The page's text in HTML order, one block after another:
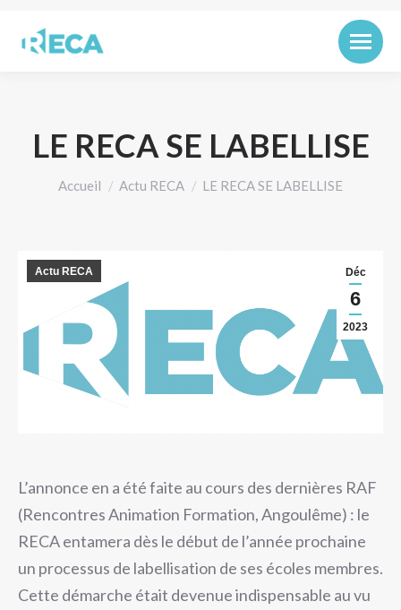
LE RECA SE LABELLISE
Vous êtes ici :
Accueil Actu RECA LE RECA SE LABELLISE
Déc
6
2023
Actu RECA
L’annonce en a été faite au cours des dernières RAF
(Rencontres Animation Formation, Angoulême) : le
RECA entamera dès le début de l’année prochaine
un processus de labellisation de ses écoles membres.
Cette démarche était devenue indispensable au vu